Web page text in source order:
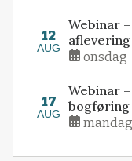
12
AUG
Webinar
onsdag
17
AUG
Webinar
bogføring
mandag